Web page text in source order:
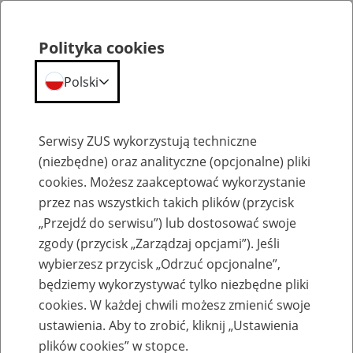
Emerytury
Baza zlikwidowanych lub
przekształconych zakładów pracy
Polityka cookies
Polski
Serwisy ZUS wykorzystują techniczne
(niezbędne) oraz analityczne (opcjonalne) pliki
cookies. Możesz zaakceptować wykorzystanie
przez nas wszystkich takich plików (przycisk
„Przejdź do serwisu”) lub dostosować swoje
zgody (przycisk „Zarządzaj opcjami”). Jeśli
wybierzesz przycisk „Odrzuć opcjonalne”,
będziemy wykorzystywać tylko niezbędne pliki
cookies. W każdej chwili możesz zmienić swoje
ustawienia. Aby to zrobić, kliknij „Ustawienia
plików cookies” w stopce.